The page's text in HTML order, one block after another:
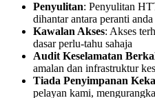
Penyulitan: Penyulitan
dihantar antara peranti
Kawalan Akses: Akses
dasar perlu-tahu sahaja
Audit Keselamatan
amalan dan infrastruktur
Tiada Penyimpanan
pelayan kami,